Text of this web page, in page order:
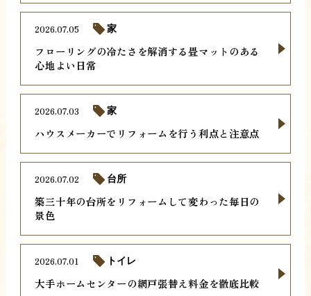
フローリングの冷たさを解消する畳マットのある
心地よい日常
2026.07.05 家
ハウスメーカーでリフォームを行う利点と注意点
2026.07.03 家
築三十年の台所をリフォームして変わった毎日の
景色
2026.07.02 台所
大手ホームセンターの網戸張替え料金を徹底比較
2026.07.01 トイレ